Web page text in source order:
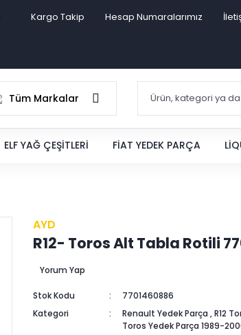
Kargo Takip Hesap Numaralarımız
Tüm Markalar
ELF YAĞ ÇEŞITLERI FIAT YEDEK PARÇA
AYD
R12- Toros Alt Tabla Rotili
Yorum Yap
Stok Kodu
7701460886
Kategori
Renault Yedek Parça ,R12
Toros Yedek Parça 1989-